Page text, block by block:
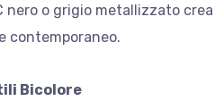
nero o grigio metallizzato crea
contemporaneo.
Bicolore